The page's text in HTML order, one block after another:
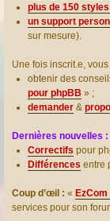
plus de 150
un support
sur mesure).
Une fois inscrit.e,
obtenir des
pour phpBB » ;
demander &
Dernières nouvelles :
Correctifs pour
Différences entre
Coup d’œil : «
services pour son